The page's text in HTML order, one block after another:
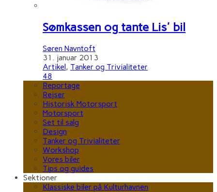
Sømkassen og tante Lis' bil
Søren Navntoft
31. januar 2013
Artikel, Tanker og Trivialiteter
48
Reportage
Rejser
Historisk Motorsport
Motorsport
Set til salg
Design
Tanker og Trivialiteter
Workshop
Vores biler
Tips og guides
Sektioner
Klassiske biler på Kulturhavnen